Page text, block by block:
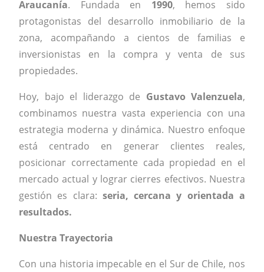
Araucanía. Fundada en 1990, hemos sido
protagonistas del desarrollo inmobiliario de la
zona, acompañando a cientos de familias e
inversionistas en la compra y venta de sus
propiedades.
Hoy, bajo el liderazgo de Gustavo Valenzuela,
combinamos nuestra vasta experiencia con una
estrategia moderna y dinámica. Nuestro enfoque
está centrado en generar clientes reales,
posicionar correctamente cada propiedad en el
mercado actual y lograr cierres efectivos. Nuestra
gestión es clara: seria, cercana y orientada a
resultados.
Nuestra Trayectoria
Con una historia impecable en el Sur de Chile, nos